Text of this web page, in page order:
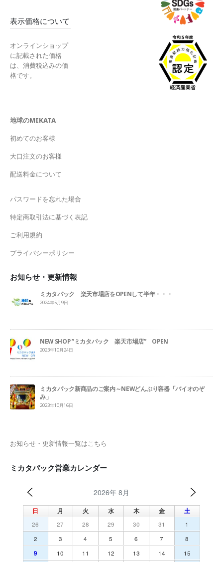
表示価格について
オンラインショップ
に記載された価格
は、消費税込みの価
格です。
地球のMIKATA
初めてのお客様
大口注文のお客様
配送料金について
パスワードを忘れた場合
特定商取引法に基づく表記
ご利用規約
プライバシーポリシー
お知らせ・更新情報
ミカタパック 楽天市場店をOPENして半年・・・
2024年5月9日
NEW SHOP ”ミカタパック 楽天市場店” OPEN
2023年10月24日
ミカタパック新商品のご案内～NEWどんぶり容器「バイオのぞ
み」
2023年10月16日
お知らせ・更新情報一覧はこちら
ミカタパック営業カレンダー
2026年 8月
日 月 火 水 木 金 土
26 27 28 29 30 31
1
2
3 4 5 6 7 8
9 10 11 12 13 14 15